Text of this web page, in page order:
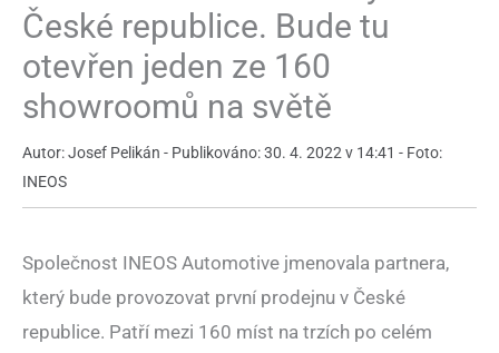
České republice. Bude tu
otevřen jeden ze 160
showroomů na světě
Autor: Josef Pelikán - Publikováno: 30. 4. 2022 v 14:41 - Foto:
INEOS
Společnost INEOS Automotive jmenovala partnera,
který bude provozovat první prodejnu v České
republice. Patří mezi 160 míst na trzích po celém